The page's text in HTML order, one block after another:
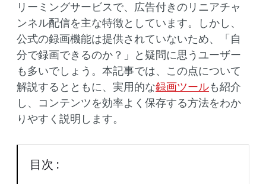
リーミングサービスで、広告付きのリニアチャ
ンネル配信を主な特徴としています。しかし、
公式の録画機能は提供されていないため、「自
分で録画できるのか？」と疑問に思うユーザー
も多いでしょう。本記事では、この点について
解説するとともに、実用的な録画ツールも紹介
し、コンテンツを効率よく保存する方法をわか
りやすく説明します。
目次 :